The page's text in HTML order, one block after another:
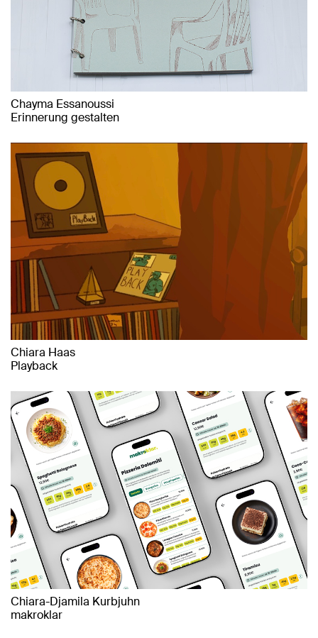
Chayma Essanoussi
Erinnerung gestalten
Chiara Haas
Playback
Chiara-Djamila Kurbjuhn
makroklar